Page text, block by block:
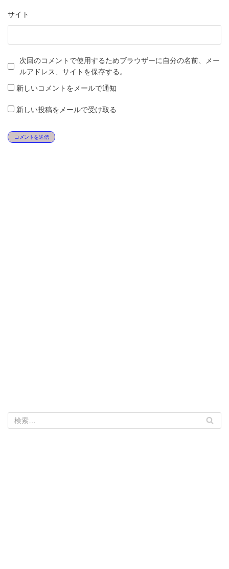
サイト
次回のコメントで使用するためブラウザーに自分の名前、メー
ルアドレス、サイトを保存する。
新しいコメントをメールで通知
新しい投稿をメールで受け取る